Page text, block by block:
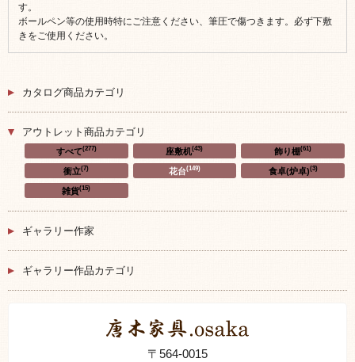
す。
ボールペン等の使用時特にご注意ください、筆圧で傷つきます。必ず下敷
きをご使用ください。
カタログ商品カテゴリ
アウトレット商品カテゴリ
すべて(277) 座敷机(43) 飾り棚(61)
衝立(7) 花台(149) 食卓(炉卓)(3)
雑貨(15)
ギャラリー作家
ギャラリー作品カテゴリ
〒564-0015